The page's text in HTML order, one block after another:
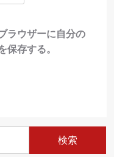
ラウザーに自分の
存する。